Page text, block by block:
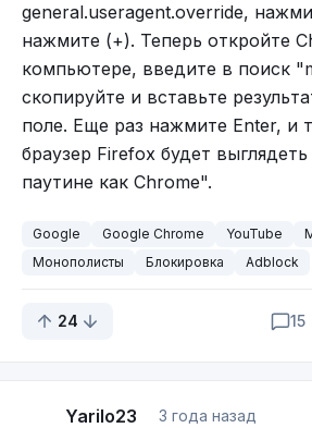
general.useragent.override,
нажмите (+). Теперь откройте
компьютере, введите в поиск
скопируйте и вставьте
поле. Еще раз нажмите Enter, и
браузер Firefox будет
паутине как Chrome".
Google Google Chrome YouTube
Монополисты
Блокировка Adblock
24 15
Yarilo23 3 года назад